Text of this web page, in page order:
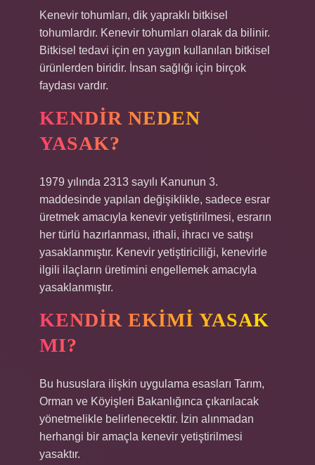
Kenevir tohumları, dik yapraklı bitkisel
tohumlardır. Kenevir tohumları olarak da bilinir.
Bitkisel tedavi için en yaygın kullanılan bitkisel
ürünlerden biridir. İnsan sağlığı için birçok
faydası vardır.
KENDIR NEDEN
YASAK?
1979 yılında 2313 sayılı Kanunun 3.
maddesinde yapılan değişiklikle, sadece esrar
üretmek amacıyla kenevir yetiştirilmesi, esrarın
her türlü hazırlanması, ithali, ihracı ve satışı
yasaklanmıştır. Kenevir yetiştiriciliği, kenevirle
ilgili ilaçların üretimini engellemek amacıyla
yasaklanmıştır.
KENDIR EKIMI YASAK
MI?
Bu hususlara ilişkin uygulama esasları Tarım,
Orman ve Köyişleri Bakanlığınca çıkarılacak
yönetmelikle belirlenecektir. İzin alınmadan
herhangi bir amaçla kenevir yetiştirilmesi
yasaktır.